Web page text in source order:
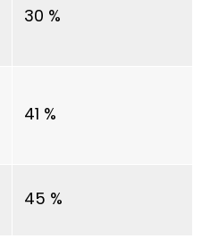
30 %
41 %
45 %